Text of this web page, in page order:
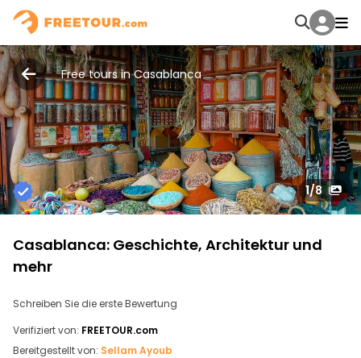
Free tours in Casablanca
1/8
Casablanca: Geschichte, Architektur und
mehr
Schreiben Sie die erste Bewertung
Verifiziert von: FREETOUR.com
Bereitgestellt von: Sellam Ayoub